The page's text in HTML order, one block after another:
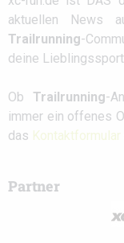
aktuellen News
Trailrunning-
deine
Ob Trailrunning-
immer ein offenes
das Kontaktformular
Partner